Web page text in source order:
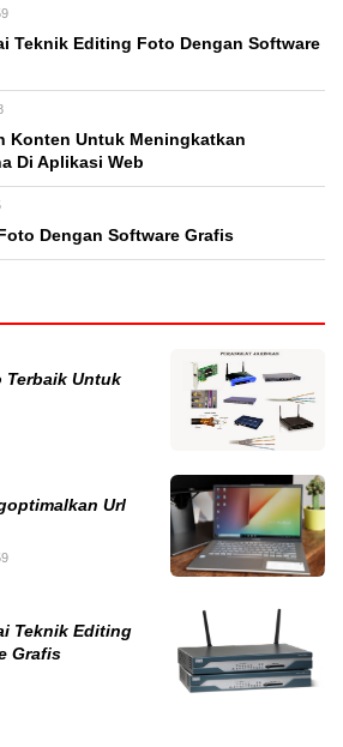
Teknik Editing Foto Dengan Software
Konten Untuk Meningkatkan
Di Aplikasi Web
Dengan Software Grafis
Terbaik Untuk
Url
Teknik Editing
Grafis